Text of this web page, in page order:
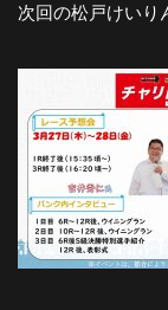
次回の松戸けい